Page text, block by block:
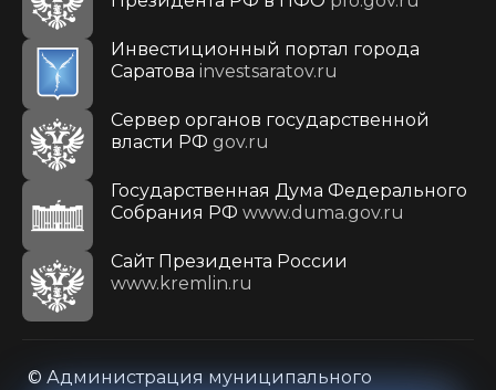
Инвестиционный портал города
Саратова investsaratov.ru
Сервер органов государственной
власти РФ gov.ru
Государственная Дума Федерального
Собрания РФ www.duma.gov.ru
Cайт Президента России
www.kremlin.ru
© Администрация муниципального